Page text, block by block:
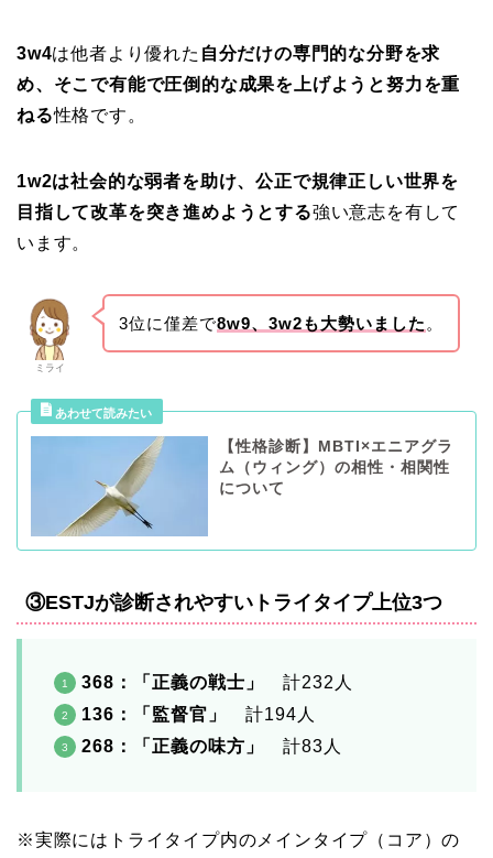
3w4は他者より優れた 自分だけの専門的な分野を求
め、そこで有能で圧倒的な成果を上げようと努力を重
ねる性格です。
1w2は社会的な弱者を助け、公正で規律正しい世界を
目指して改革を突き進めようとする強い意志を有して
います。
ミライ
3位に僅差で8w9、3w2も大勢いました 。
【性格診断】MBTI×エニアグラ
ム（ウィング）の相性・相関性
について
③ESTJが診断されやすいトライタイプ上位3つ
368：「正義の戦士」
計232人
136：「監督官」
計194人
268：「正義の味方」
計83人
※実際にはトライタイプ内のメインタイプ（コア）の